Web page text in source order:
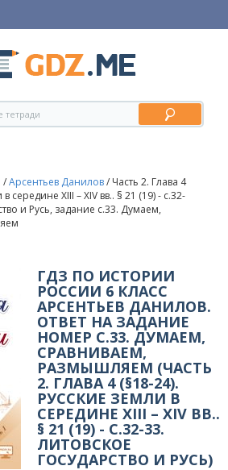
/Арсентьев Данилов/ Часть 2. Глава 4
середине XIII – XIV вв.. § 21 (19) - c.32-
и Русь, задание с.33. Думаем,
ГДЗ ПО ИСТОРИИ
РОССИИ 6 КЛАСС
АРСЕНТЬЕВ ДАНИЛОВ.
ОТВЕТ НА ЗАДАНИЕ
НОМЕР С.33. ДУМАЕМ,
СРАВНИВАЕМ,
РАЗМЫШЛЯЕМ (ЧАСТЬ
2. ГЛАВА 4 (§18-24).
РУССКИЕ ЗЕМЛИ В
СЕРЕДИНЕ XIII – XIV ВВ..
§ 21 (19) - C.32-33.
ЛИТОВСКОЕ
ГОСУДАРСТВО И РУСЬ)